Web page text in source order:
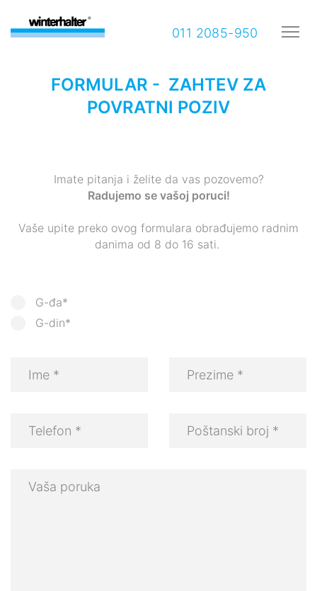
011 2085-950
FORMULAR - ZAHTEV ZA
POVRATNI POZIV
Imate pitanja i želite da vas pozovemo?
Radujemo se vašoj poruci!
Vaše upite preko ovog formulara obrađujemo radnim
danima od 8 do 16 sati.
G-đa*
G-din*